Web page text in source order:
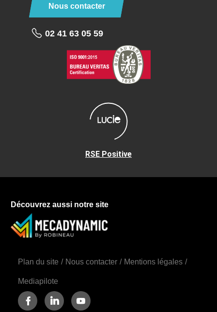
Nous contacter
02 41 63 05 59
RSE Positive
Découvrez aussi notre site
Plan du site Nous contacter Mentions légales
Mediapilote